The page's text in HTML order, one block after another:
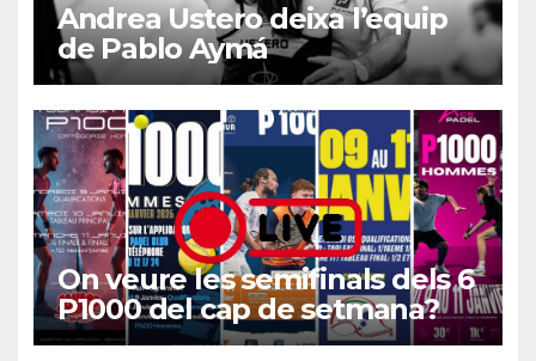
Andrea Ustero deixa l’equip
de Pablo Aymá
On veure les semifinals dels 6
P1000 del cap de setmana?